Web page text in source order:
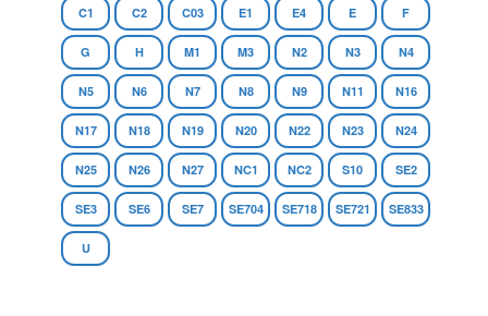
C1 C2 C03 E1 E4 E F
G H M1 M3 N2 N3 N4
N5 N6 N7 N8 N9 N11 N16
N17 N18 N19 N20 N22 N23 N24
N25 N26 N27 NC1 NC2 S10 SE2
SE3 SE6 SE7 SE704 SE718 SE721 SE833
U